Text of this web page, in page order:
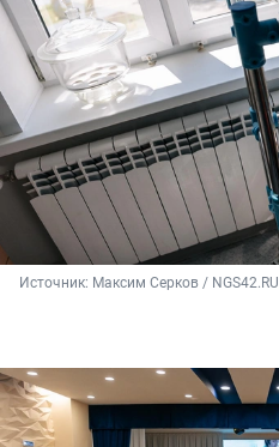
Источник: Максим Серков / NGS42.RU